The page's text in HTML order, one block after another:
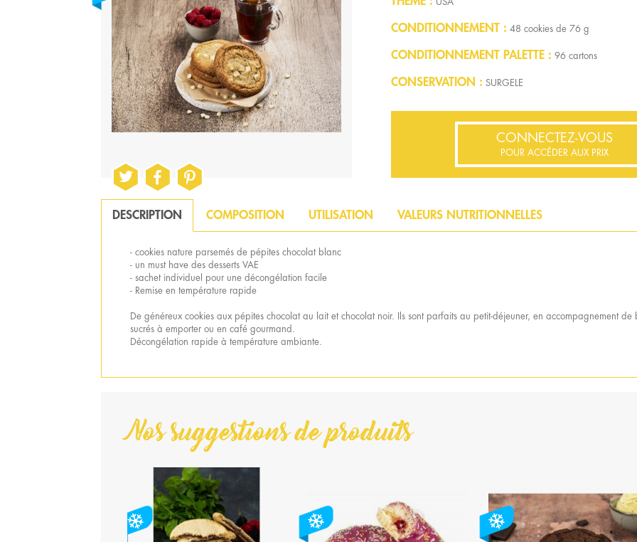
CONDITIONNEMENT 48 cookies de 76 g
CONDITIONNEMENT PALETTE 96 cartons
CONSERVATION SURGELE
CONNECTEZ-VOUS
POUR ACCÉDER AUX PRIX
DESCRIPTION COMPOSITION UTILISATION VALEURS NUTRITIONNELLES
- cookies nature parsemés de pépites chocolat blanc
- un must have des desserts VAE
- sachet individuel pour une décongélation facile
- Remise en température rapide
De généreux cookies aux pépites chocolat au lait et chocolat noir. Ils sont parfaits au petit-déjeuner, en accompagnement de
sucrés à emporter ou en café gourmand.
Décongélation rapide à température ambiante.
Nos suggestions de produits